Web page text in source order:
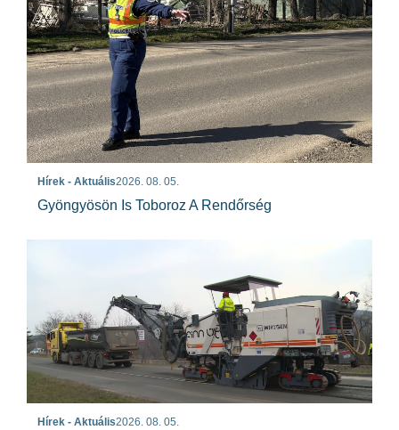
Hírek - Aktuális2026. 08. 05.
Gyöngyösön Is Toboroz A Rendőrség
Hírek - Aktuális2026. 08. 05.